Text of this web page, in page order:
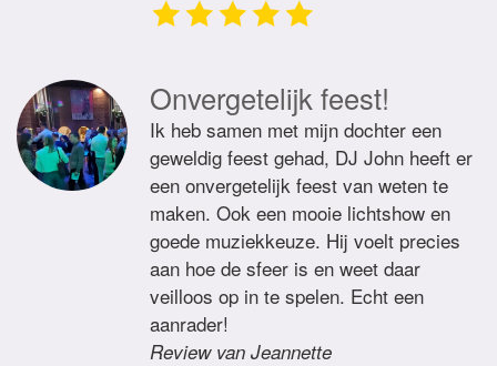
Onvergetelijk feest!
Ik heb samen met mijn dochter een
geweldig feest gehad, DJ John heeft er
een onvergetelijk feest van weten te
maken. Ook een mooie lichtshow en
goede muziekkeuze. Hij voelt precies
aan hoe de sfeer is en weet daar
veilloos op in te spelen. Echt een
aanrader!
Review van Jeannette